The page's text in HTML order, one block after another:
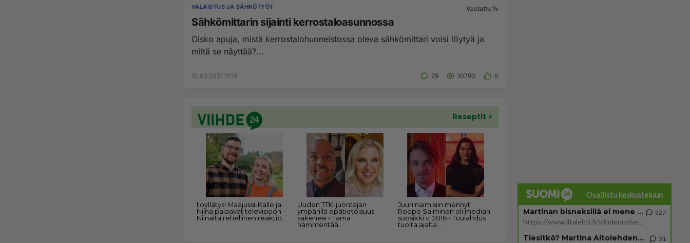
VALAISTUS JA SÄHKÖTYÖT Vastattu 1v
Sähkömittarin sijainti kerrostaloasunnossa
Oisko apuja, mistä kerrostalohuoneistossa oleva sähkömittari voisi löytyä ja
miltä se näyttää?...
10.03.2021 11:19 29 10790 0
Osallistu keskusteluun
Martinan bisneksillä ei mene hyvin
https://www.iltalehti.fi/viihdeuutiset/a/c46da6ab-340f-4790-aaa7-0865eed2336 Yrityksen konkurssihakemus on tullut kärä
327
Tiesitkö? Martina Aitolehden isäpuoli on tämä suosittu laulaja 31